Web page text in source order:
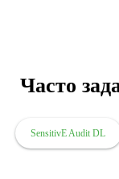
Часто
SensitivE Audit DL